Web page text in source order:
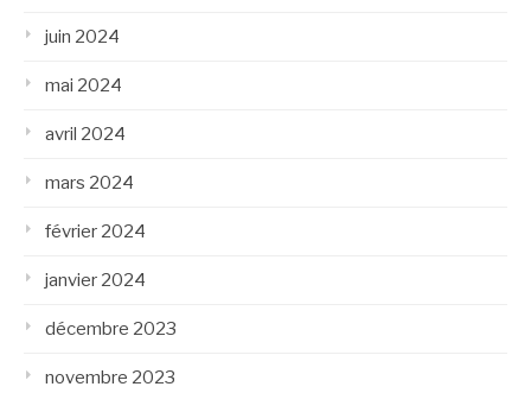
juin 2024
mai 2024
avril 2024
mars 2024
février 2024
janvier 2024
décembre 2023
novembre 2023